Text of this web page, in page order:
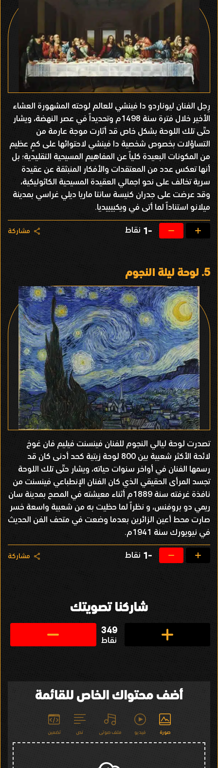
رِجل الفنان ليوناردو دا فينشي للعالم لوحته المشهورة العشاء
الأخير خلال فترة سنة 1498م وتحديداً في عصر النهضة، ويشار
حتّى تلك اللوحة بشكل خاص قد أثارت موجة عارمة من
التساؤلات بخصوص شخصية دا فينشي لاحتوائها على كمٍ عظيم
من المكونات البعيدة كلياً عن المفاهيم المسيحية التقليدية؛ بل
أنها تعكس عدد من المعتقدات والأفكار المنبثقة عن عقيدة
سرية تخالف على نحو اجمالي العقيدة المسيحية الكاثوليكية،
وقد عرضت على جدران كنيسة سانتا ماريا ديلي غراسي بمدينة
ميلانو استناداً لما أتى في ويكبيبيديا.
-1 نقاط مشاركة
5. لوحة ليلة النجوم
تصدرت لوحة ليالي النجوم للفنان فينسنت فيليم فان غوخ
لائحة الأكثر شعبية بين 800 لوحة زيتية كحد أدنى كان قد
رسمها الفنان في أواخر سنوات حياته، ويشار حتّى تلك اللوحة
تجسد المرأى الحقيقي الذي كان الفنان الإنطباعي فينسنت من
نافذة غرفته سنة 1889م أثناء معيشته في المصح بمدينة سان
ريمي دو بروفنس، و نظراً لما حظيت به من شعبية واسعة خسر
صارت محط أعين الزائرين بعدما وضعت في متحف الفن الحديث
في نيويورك سنة 1941م.
-1 نقاط مشاركة
شاركنا تصويتك
349
نقاط
أضف محتواك الخاص للقائمة
صورة فيديو ملف صوتى نص تضمين